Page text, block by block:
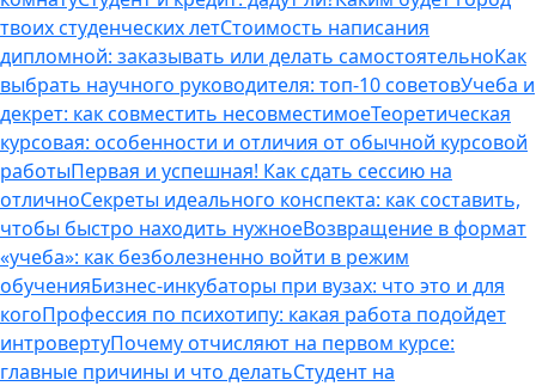
твоих студенческих летСтоимость написания
дипломной: заказывать или делать самостоятельноКак
выбрать научного руководителя: топ-10 советовУчеба и
декрет: как совместить несовместимоеТеоретическая
курсовая: особенности и отличия от обычной курсовой
работыПервая и успешная! Как сдать сессию на
отличноСекреты идеального конспекта: как составить,
чтобы быстро находить нужноеВозвращение в формат
«учеба»: как безболезненно войти в режим
обученияБизнес-инкубаторы при вузах: что это и для
когоПрофессия по психотипу: какая работа подойдет
интровертуПочему отчисляют на первом курсе:
главные причины и что делатьСтудент на